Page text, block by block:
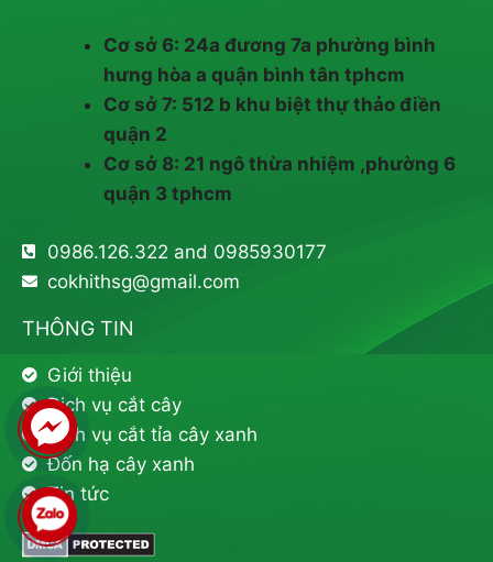
Cơ sở 6: 24a đương 7a phường bình
hưng hòa a quận bình tân tphcm
Cơ sở 7: 512 b khu biệt thự thảo điền
quận 2
Cơ sở 8: 21 ngô thừa nhiệm ,phường 6
quận 3 tphcm
0986.126.322 and 0985930177
cokhithsg@gmail.com
THÔNG TIN
Giới thiệu
Dịch vụ cắt cây
Dịch vụ cắt tỉa cây xanh
Đốn hạ cây xanh
Tin tức